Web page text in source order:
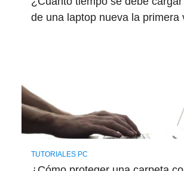
de una laptop nueva la primera
TUTORIALES PC